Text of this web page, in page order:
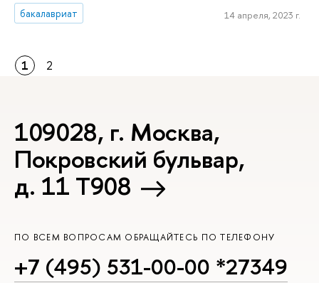
бакалавриат
14 апреля, 2023 г.
1 2
109028, г. Москва,
Покровский бульвар,
д. 11 T908
ПО ВСЕМ ВОПРОСАМ ОБРАЩАЙТЕСЬ ПО ТЕЛЕФОНУ
+7 (495) 531-00-00 *27349